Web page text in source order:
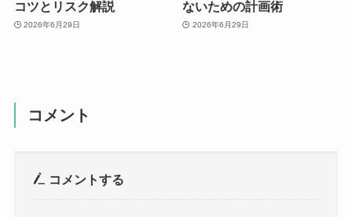
コツとリスク解説
2026年6月29日
ないための計画術
2026年6月29日
コメント
コメントする